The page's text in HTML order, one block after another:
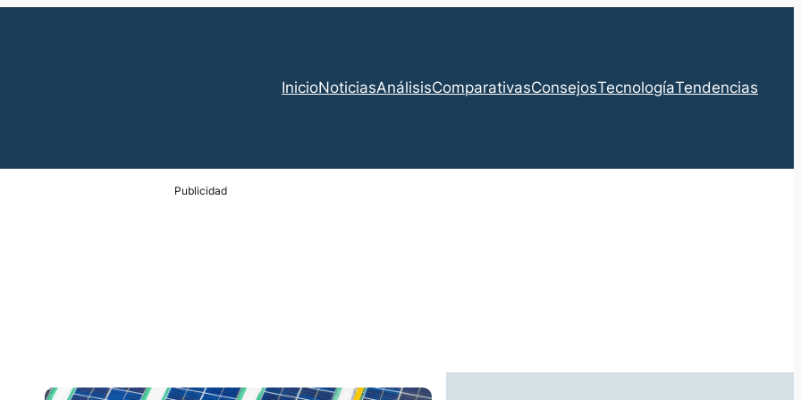
InicioNoticiasAnálisisComparativasConsejosTecnologíaTendencias